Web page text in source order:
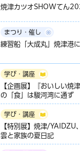
焼津カツオSHOWてん
まつり・催し
練習船「大成丸」焼津港
学び・講座
【企画展】『おいしい焼
の「食」は駿河湾に通ず
学び・講座
【特別展】焼津/YAIDZU
雲と家族の夏日記